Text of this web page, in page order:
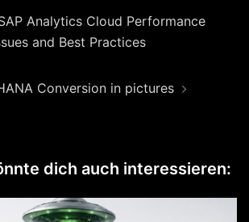
Analytics Cloud Performance
and Best Practices
Conversion in pictures
dich auch interessieren: